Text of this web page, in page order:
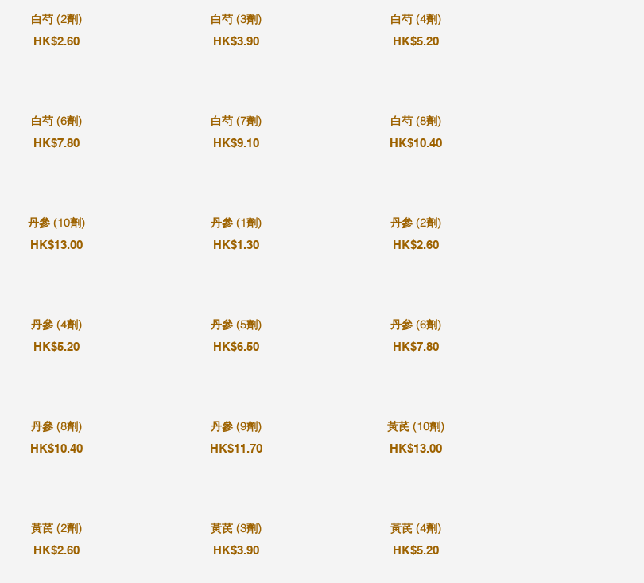
白芍 (2劑)
HK$2.60
白芍 (6劑)
HK$7.80
丹參 (10劑)
HK$13.00
丹參 (4劑)
HK$5.20
丹參 (8劑)
HK$10.40
黃芪 (2劑)
HK$2.60
白芍 (3劑)
HK$3.90
白芍 (7劑)
HK$9.10
丹參 (1劑)
HK$1.30
丹參 (5劑)
HK$6.50
丹參 (9劑)
HK$11.70
黃芪 (3劑)
HK$3.90
白芍 (4劑)
HK$5.20
白芍 (8劑)
HK$10.40
丹參 (2劑)
HK$2.60
丹參 (6劑)
HK$7.80
黃芪 (10劑)
HK$13.00
黃芪 (4劑)
HK$5.20